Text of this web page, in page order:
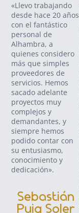
«Llevo trabajando
desde hace 20 años
con el fantástico
personal de
Alhambra, a
quienes considero
más que simples
proveedores de
servicios. Hemos
sacado adelante
proyectos muy
complejos y
demandantes, y
siempre hemos
podido contar con
su entusiasmo,
conocimiento y
dedicación».
Sebastián
Puig Soler